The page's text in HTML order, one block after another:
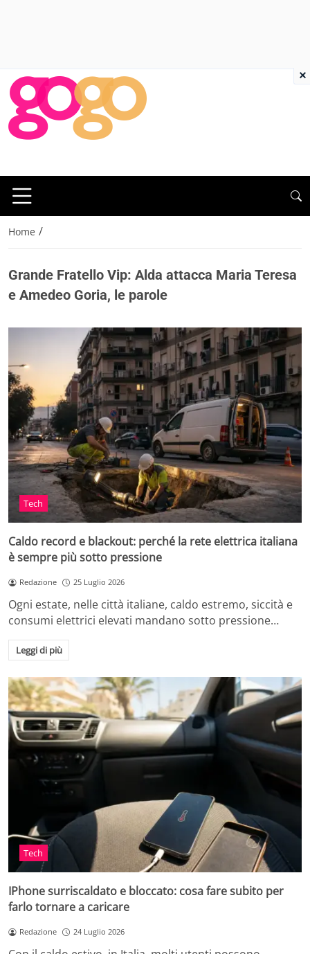
Home /
Grande Fratello Vip: Alda attacca Maria Teresa
e Amedeo Goria, le parole
Tech
Caldo record e blackout: perché la rete elettrica italiana
è sempre più sotto pressione
Redazione 25 Luglio 2026
Ogni estate, nelle città italiane, caldo estremo, siccità e
consumi elettrici elevati mandano sotto pressione…
Leggi di più
Tech
IPhone surriscaldato e bloccato: cosa fare subito per
farlo tornare a caricare
Redazione 24 Luglio 2026
×